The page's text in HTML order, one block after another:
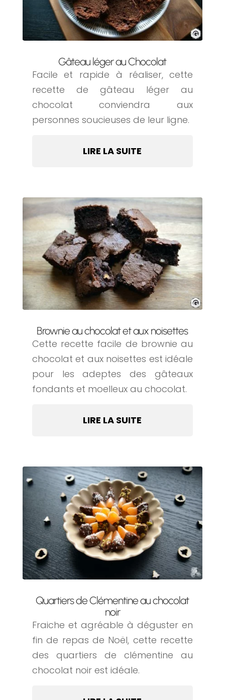
Gâteau léger au Chocolat
Facile et rapide à réaliser, cette
recette de gâteau léger au
chocolat conviendra aux
personnes soucieuses de leur ligne.
LIRE LA SUITE
Brownie au chocolat et aux noisettes
Cette recette facile de brownie au
chocolat et aux noisettes est idéale
pour les adeptes des gâteaux
fondants et moelleux au chocolat.
LIRE LA SUITE
Quartiers de Clémentine au chocolat
noir
Fraiche et agréable à déguster en
fin de repas de Noël, cette recette
des quartiers de clémentine au
chocolat noir est idéale.